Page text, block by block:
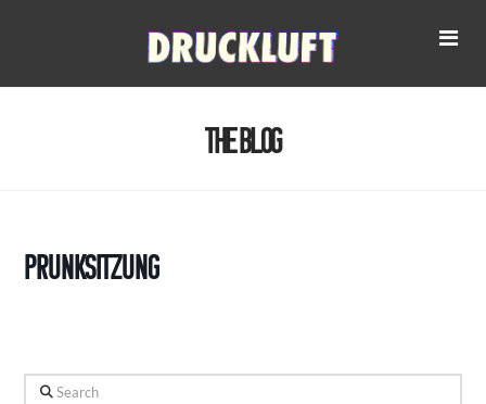
The Blog
Prunksitzung
Search